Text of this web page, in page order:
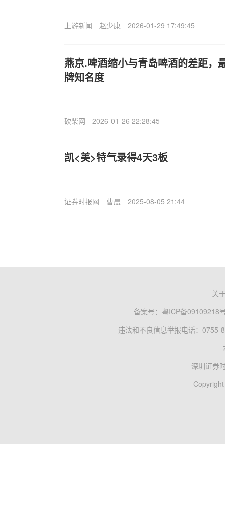
上游新闻 赵少康 2026-01-29 17:49:45
燕京.啤酒缩小与青岛啤酒的差距，
牌知名度
砍柴网 2026-01-26 22:28:45
凯<美>特气录得4天3板
证券时报网 曹晨 2025-08-05 21:44
关
备案号： 粤ICP备09109218
违法和不良信息举报电话：0755-
深圳证券